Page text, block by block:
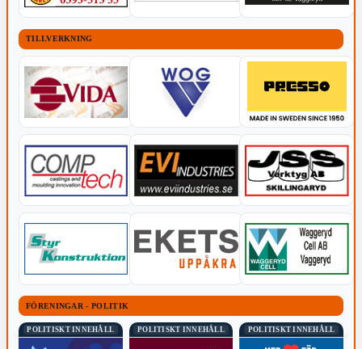
TILLVERKNING
FÖRENINGAR - POLITIK
POLITISKT INNEHÅLL POLITISKT INNEHÅLL POLITISKT INNEHÅLL